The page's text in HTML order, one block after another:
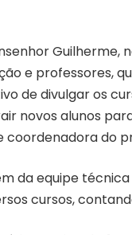
Guilherme,
e professores,
de divulgar os
novos alunos
coordenadora do
da equipe
cursos,